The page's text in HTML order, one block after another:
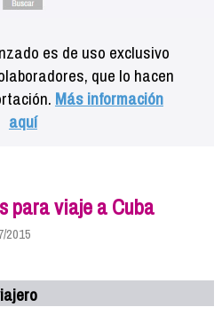
es de uso exclusivo
que lo hacen
Más información
aquí
para viaje a Cuba
2015